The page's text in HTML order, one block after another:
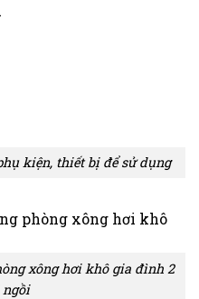
kiện, thiết bị để sử dụng
xông hơi khô gia đình 2